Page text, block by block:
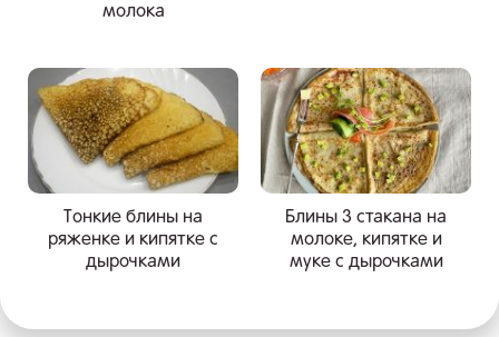
молока
Тонкие блины на
ряженке и кипятке с
дырочками
Блины 3 стакана на
молоке, кипятке и
муке с дырочками